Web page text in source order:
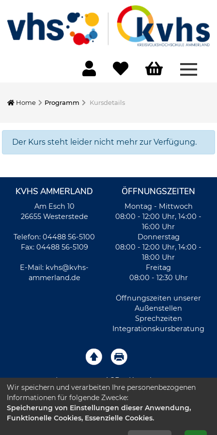
Home Programm Kursdetails
Der Kurs steht leider nicht mehr zur Verfügung.
KVHS AMMERLAND
Am Esch 10
26655 Westerstede
Telefon: 04488 56-5100
Fax: 04488 56-5109
E-Mail: kvhs@kvhs-
ammerland.de
ÖFFNUNGSZEITEN
Montag - Mittwoch
08:00 - 12:00 Uhr, 14:00 -
16:00 Uhr
Donnerstag
08:00 - 12:00 Uhr, 14:00 -
18:00 Uhr
Freitag
08:00 - 12:30 Uhr
Öffnungszeiten unserer
Außenstellen
Sprechzeiten
Integrationskursberatung
Impressum AGB Kontakt
Sitemap Datenschutz Leichte Sprache
Barrierefreiheitserklärung
Wir speichern und verarbeiten Ihre personenbezogenen
Informationen für folgende Zwecke:
Speicherung von Einstellungen dieser Anwendung,
Funktionelle Cookies, Essenzielle Cookies.